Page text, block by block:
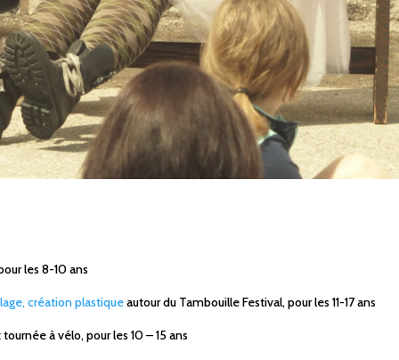
les 8-10 ans
création plastiqueautour du Tambouille Festival, pour les 11-17 ans
à vélo, pour les 10 – 15 ans